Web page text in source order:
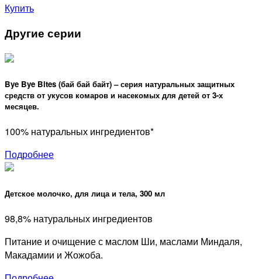
Купить
Другие серии
Bye Bye Bites (бай бай байт) – серия натуральных защитных
средств от укусов комаров и насекомых для детей от 3-х
месяцев.
100% натуральных ингредиентов*
Подробнее
Детское молочко, для лица и тела, 300 мл
98,8% натуральных ингредиентов
Питание и очищение с маслом Ши, маслами Миндаля,
Макадамии и Жожоба.